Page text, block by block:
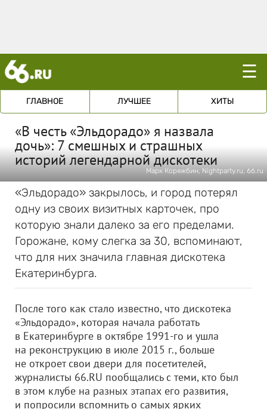
☰
ГЛАВНОЕ ЛУЧШЕЕ ХИТЫ
«В честь «Эльдорадо» я назвала
дочь»: 7 смешных и страшных
историй легендарной дискотеки
Марк Коряжбин, Nightparty.ru, 66.ru
«Эльдорадо» закрылось, и город потерял
одну из своих визитных карточек, про
которую знали далеко за его пределами.
Горожане, кому слегка за 30, вспоминают,
что для них значила главная дискотека
Екатеринбурга.
После того как стало известно, что дискотека
«Эльдорадо», которая начала работать
в Екатеринбурге в октябре 1991-го и ушла
на реконструкцию в июле 2015 г., больше
не откроет свои двери для посетителей,
журналисты 66.RU пообщались с теми, кто был
в этом клубе на разных этапах его развития,
и попросили вспомнить о самых ярких